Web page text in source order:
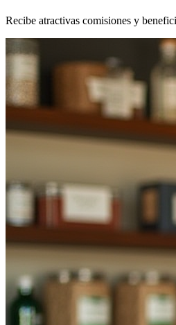
Recibe atractivas comisiones y